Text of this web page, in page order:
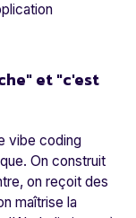
et "c'est
vibe coding
On construit
on reçoit des
maîtrise la